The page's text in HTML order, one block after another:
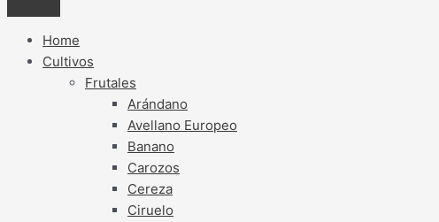
Home
Cultivos
Frutales
Arándano
Avellano Europeo
Banano
Carozos
Cereza
Ciruelo